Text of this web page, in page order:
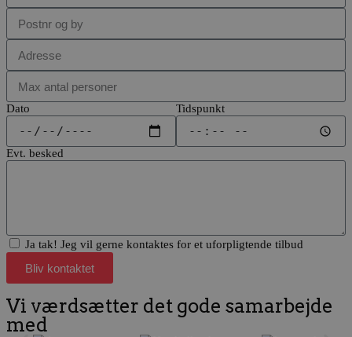
Dato Tidspunkt
Evt. besked
Ja tak! Jeg vil gerne kontaktes for et uforpligtende tilbud
Bliv kontaktet
Vi værdsætter det gode samarbejde
med